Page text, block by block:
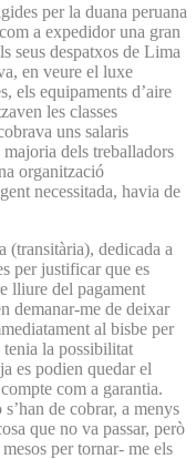
per la duana peruana
a expedidor una gran
seus despatxos de Lima
en veure el luxe
els equipaments d’aire
les classes
uns salaris
dels treballadors
organització
necessitada, havia de
(transitària), dedicada a
per justificar que es
lliure del pagament
demanar-me de deixar
al bisbe per
la possibilitat
es podien quedar el
com a garantia.
de cobrar, a menys
que no va passar, però
per tornar- me els